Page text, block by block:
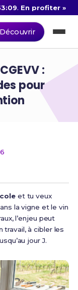
. En profiter »
Découvrir
:
pour
et tu veux
la vigne et le vin
l’enjeu peut
travail, à cibler les
jour J.